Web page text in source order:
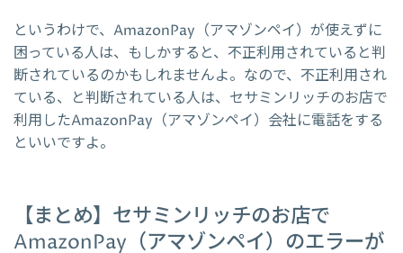
というわけで、AmazonPay（アマゾンペイ）が使えずに
困っている人は、もしかすると、不正利用されていると判
断されているのかもしれませんよ。なので、不正利用され
ている、と判断されている人は、セサミンリッチのお店で
利用したAmazonPay（アマゾンペイ）会社に電話をする
といいですよ。
【まとめ】セサミンリッチのお店で
AmazonPay（アマゾンペイ）のエラーが